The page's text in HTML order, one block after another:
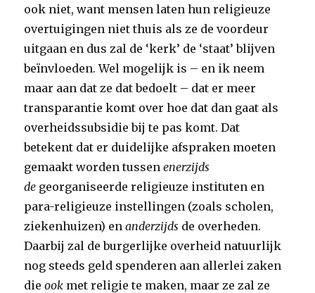
ook niet, want mensen laten hun religieuze
overtuigingen niet thuis als ze de voordeur
uitgaan en dus zal de ‘kerk’ de ‘staat’ blijven
beïnvloeden. Wel mogelijk is – en ik neem
maar aan dat ze dat bedoelt – dat er meer
transparantie komt over hoe dat dan gaat als
overheidssubsidie bij te pas komt. Dat
betekent dat er duidelijke afspraken moeten
gemaakt worden tussenenerzijds
de georganiseerde religieuze instituten en
para-religieuze instellingen (zoals scholen,
ziekenhuizen) enanderzijds de overheden.
Daarbij zal de burgerlijke overheid natuurlijk
nog steeds geld spenderen aan allerlei zaken
dieook met religie te maken, maar ze zal ze